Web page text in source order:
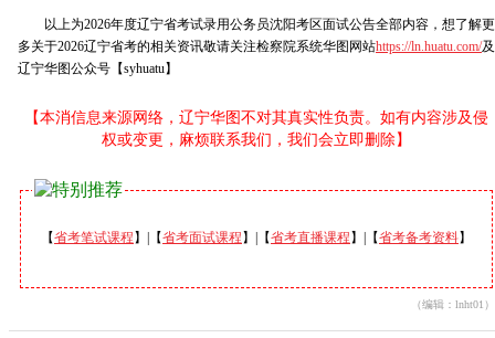
以上为2026年度辽宁省考试录用公务员沈阳考区面试公告全部内容，想了解更
多关于2026辽宁省考的相关资讯敬请关注检察院系统华图网站https://ln.huatu.com/及
辽宁华图公众号【syhuatu】
【本消信息来源网络，辽宁华图不对其真实性负责。如有内容涉及侵
权或变更，麻烦联系我们，我们会立即删除】
【省考笔试课程】|【省考面试课程】|【省考直播课程】|【省考备考资料】
（编辑：lnht01）